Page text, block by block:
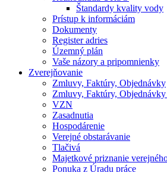
Štandardy kvality vody
Prístup k informáciám
Dokumenty
Register adries
Územný plán
Vaše názory a pripomnienky
Zverejňovanie
Zmluvy, Faktúry, Objednávky
Zmluvy, Faktúry, Objednávky
VZN
Zasadnutia
Hospodárenie
Verejné obstarávanie
Tlačivá
Majetkové priznanie
Ponuka z Úradu práce